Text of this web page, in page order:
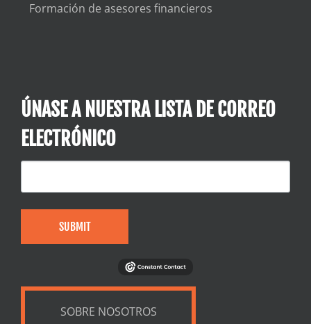
Formación de asesores financieros
ÚNASE A NUESTRA LISTA DE CORREO
ELECTRÓNICO
SUBMIT
SOBRE NOSOTROS